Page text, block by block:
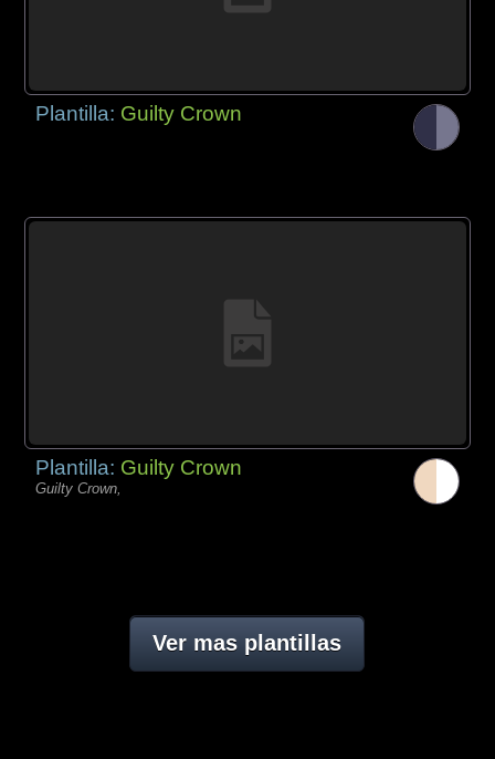
Plantilla: Guilty Crown
Plantilla: Guilty Crown
Guilty Crown,
Ver mas plantillas